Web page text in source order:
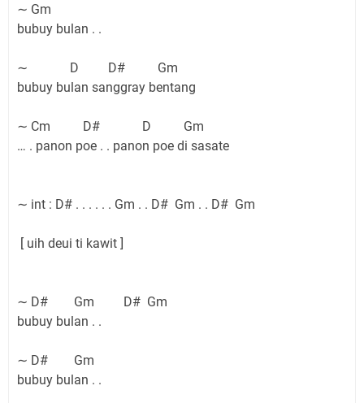
∼ Gm
bubuy bulan . .
∼ D D# Gm
bubuy bulan sanggray bentang
∼ Cm D# D Gm
… . panon poe . . panon poe di sasate
∼ int : D# . . . . . . Gm . . D# Gm . . D# Gm
[ uih deui ti kawit ]
∼ D# Gm D# Gm
bubuy bulan . .
∼ D# Gm
bubuy bulan . .